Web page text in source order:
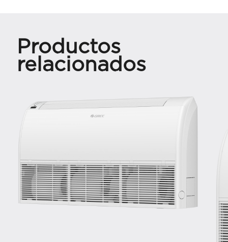
Productos
relacionados